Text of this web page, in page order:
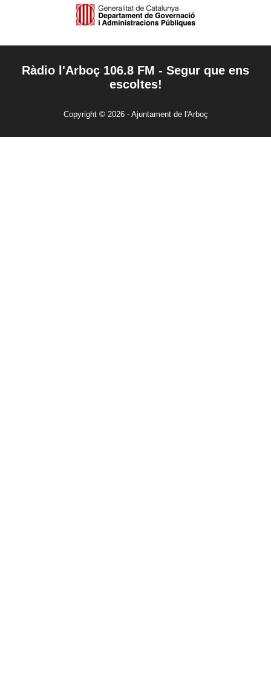
Ràdio l'Arboç 106.8 FM - Segur que ens
escoltes!
Copyright © 2026 - Ajuntament de l'Arboç